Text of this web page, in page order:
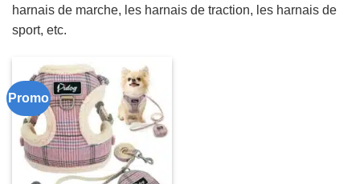
harnais de marche, les harnais de traction, les harnais de
sport, etc.
Promo